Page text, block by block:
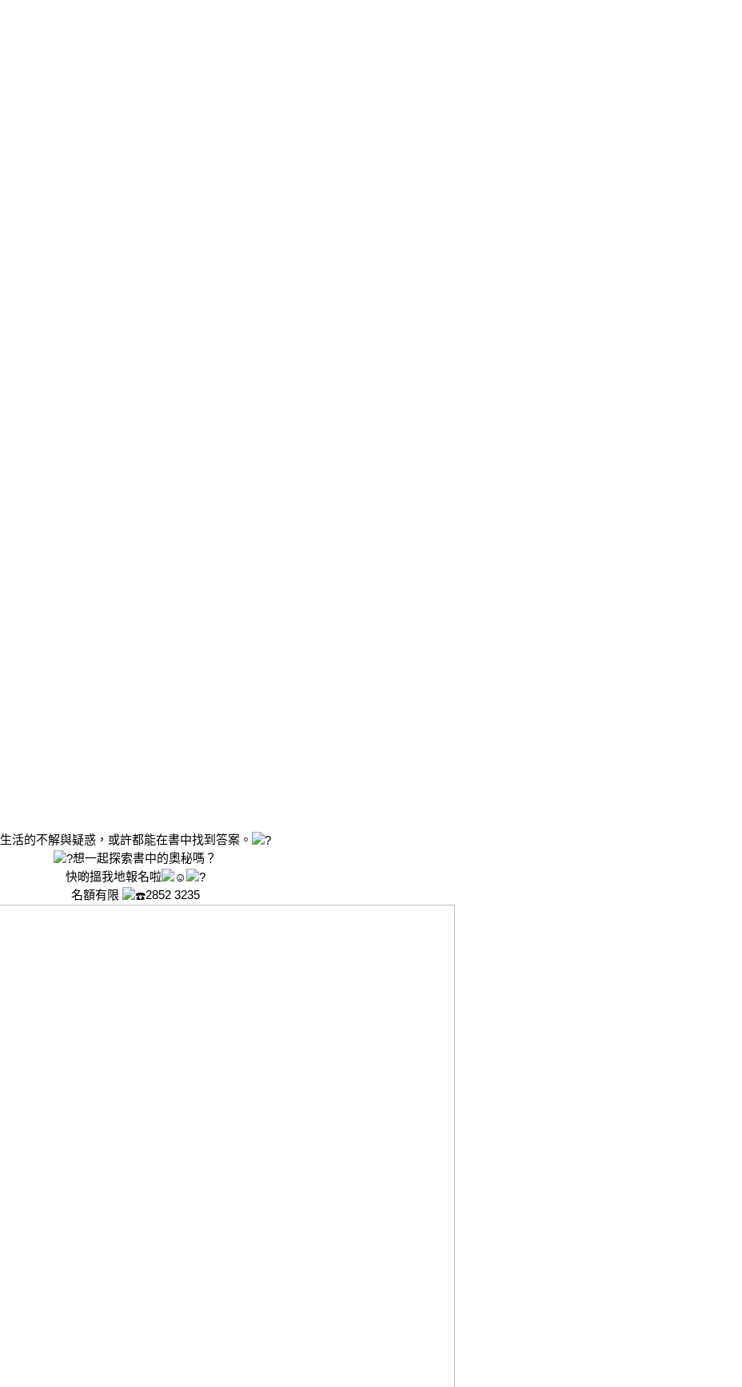
生活的不解與疑惑，或許都能在書中找到答案。
想一起探索書中的奧秘嗎？
快啲搵我地報名啦
名額有限
2852 3235